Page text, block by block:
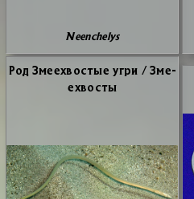
Neenchelys
Род Зме­ехво­стые угри / Зме­
ехво­сты